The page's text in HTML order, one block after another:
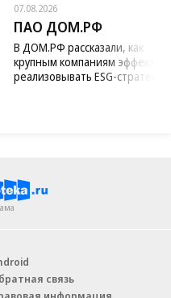
07.08.2026
ПАО ДОМ.РФ
В ДОМ.РФ рассказали, как
крупным компаниям
реализовывать ESG-стратегию
связь